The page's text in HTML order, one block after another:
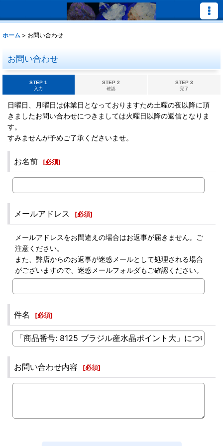
ホーム > お問い合わせ
お問い合わせ
STEP 1
入力
STEP 2
確認
STEP 3
完了
日曜日、月曜日は休業日となっておりますため土曜の夜以降に頂
きましたお問い合わせにつきましては火曜日以降の返信となりま
す。
すみませんが予めご了承くださいませ。
お名前 [必須]
メールアドレス [必須]
メールアドレスをお間違えの場合はお返事が届きません。ご
注意ください。
また、弊店からのお返事が迷惑メールとして処理される場合
がございますので、迷惑メールフォルダもご確認ください。
件名 [必須]
お問い合わせ内容 [必須]